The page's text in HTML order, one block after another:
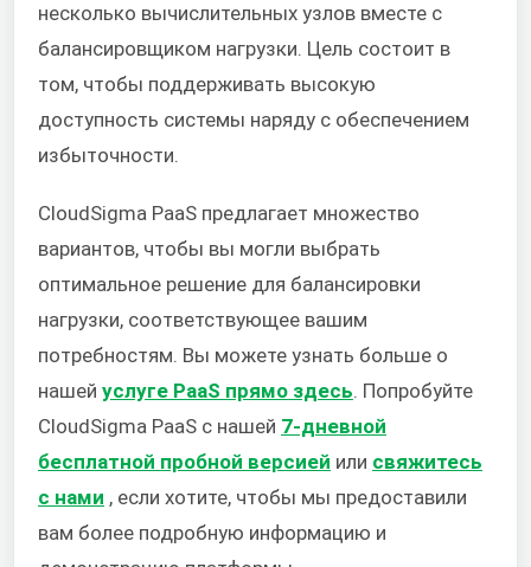
несколько вычислительных узлов вместе с
балансировщиком нагрузки. Цель состоит в
том, чтобы поддерживать высокую
доступность системы наряду с обеспечением
избыточности.
CloudSigma PaaS предлагает множество
вариантов, чтобы вы могли выбрать
оптимальное решение для балансировки
нагрузки, соответствующее вашим
потребностям. Вы можете узнать больше о
нашей услуге PaaS прямо здесь Попробуйте
CloudSigma PaaS с нашей 7-дневной
бесплатной пробной версией или свяжитесь
с нами , если хотите, чтобы мы предоставили
вам более подробную информацию и